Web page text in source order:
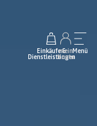
Einkäufe &
Dienstleistungen
mein
Konto
Menü